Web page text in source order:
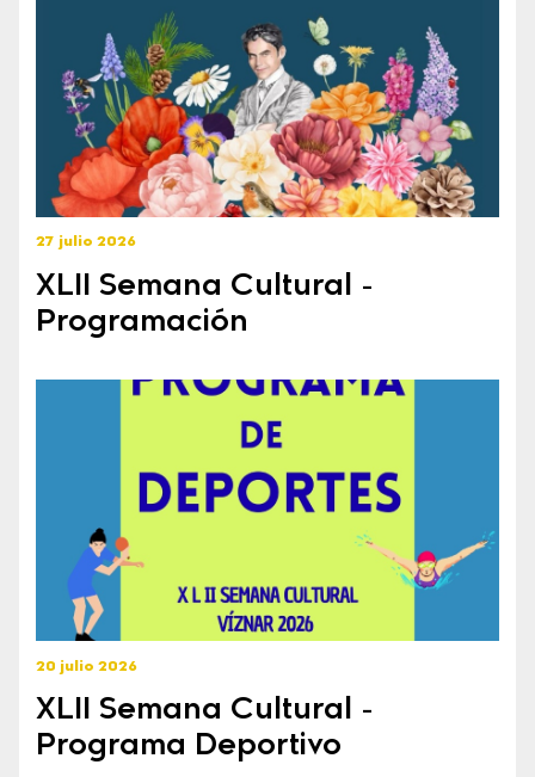
27 julio 2026
XLII Semana Cultural -
Programación
20 julio 2026
XLII Semana Cultural -
Programa Deportivo